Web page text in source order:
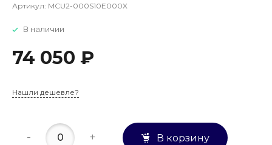
Артикул: MCU2-000S10E000X
В наличии
74 050 ₽
Нашли дешевле?
- + В корзину